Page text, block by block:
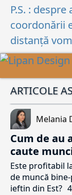
P.S. :
coordonării
distanță
ARTICOLE
Melania
Cum de au
caute
Este profitabil
de muncă
ieftin din Est?